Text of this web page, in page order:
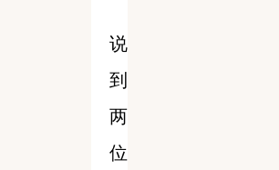
说
到
两
位